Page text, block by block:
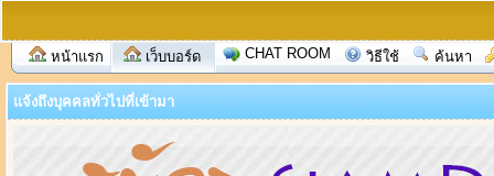
หน้าแรก เว็บบอร์ด CHAT ROOM วิธีใช้ ค้นหา
แจ้งถึงบุคคลทั่วไปที่เข้ามา